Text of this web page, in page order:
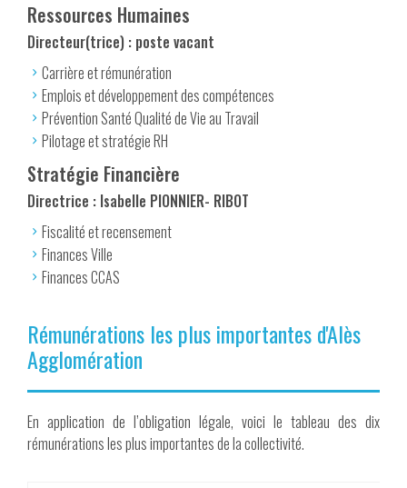
Ressources Humaines
Directeur(trice) : poste vacant
Carrière et rémunération
Emplois et développement des compétences
Prévention Santé Qualité de Vie au Travail
Pilotage et stratégie RH
Stratégie Financière
Directrice : Isabelle PIONNIER- RIBOT
Fiscalité et recensement
Finances Ville
Finances CCAS
Rémunérations les plus importantes d'Alès
Agglomération
En application de l’obligation légale, voici le tableau des dix
rémunérations les plus importantes de la collectivité.